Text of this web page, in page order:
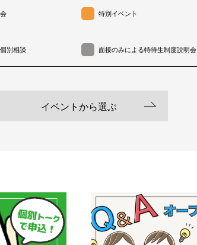
特別イベント
別相談 面接のみによる特待生制度説明会
イベントから選ぶ